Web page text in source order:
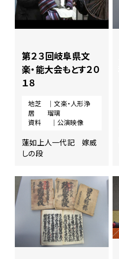
動
へ
移
動
第２３回岐阜県文
楽・能大会もとす２０
１８
地芝
居
｜文楽・人形浄
瑠璃
資料
｜公演映像
蓮如上人一代記 嫁威
しの段